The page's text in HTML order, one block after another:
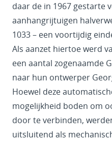
daar de in 1967 gestarte
aanhangrijtuigen
1033 – een voortijdig
Als aanzet hiertoe werd
een aantal zogenaamde
naar hun ontwerper
Hoewel deze
mogelijkheid boden om
door te verbinden,
uitsluitend als